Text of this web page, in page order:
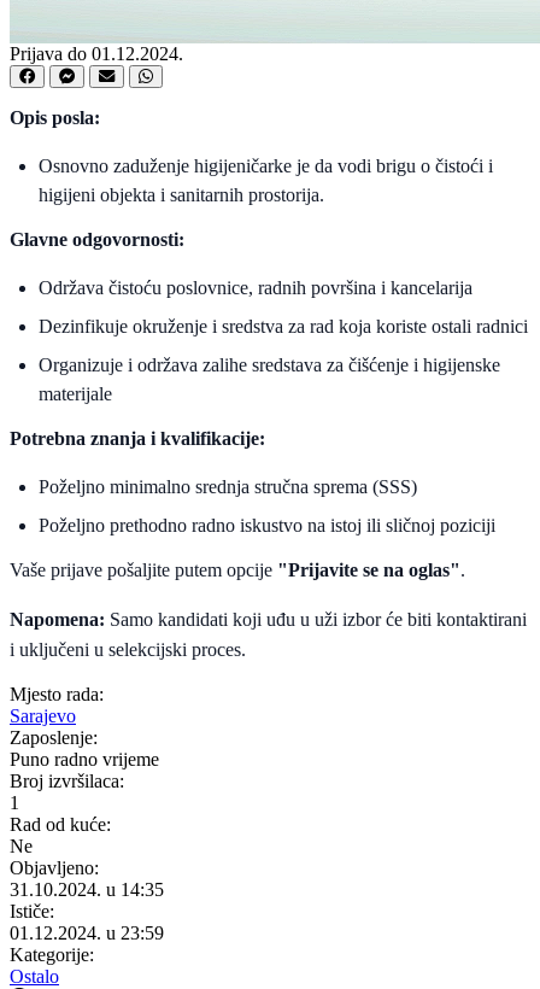
Prijava do 01.12.2024.
Opis posla:
Osnovno zaduženje higijeničarke je da vodi brigu o čistoći i
higijeni objekta i sanitarnih prostorija.
Glavne odgovornosti:
Održava čistoću poslovnice, radnih površina i kancelarija
Dezinfikuje okruženje i sredstva za rad koja koriste ostali radnici
Organizuje i održava zalihe sredstava za čišćenje i higijenske
materijale
Potrebna znanja i kvalifikacije:
Poželjno minimalno srednja stručna sprema (SSS)
Poželjno prethodno radno iskustvo na istoj ili sličnoj poziciji
Vaše prijave pošaljite putem opcije "Prijavite se na oglas".
Napomena: Samo kandidati koji uđu u uži izbor će biti kontaktirani
i uključeni u selekcijski proces.
Mjesto rada:
Sarajevo
Zaposlenje:
Puno radno vrijeme
Broj izvršilaca:
1
Rad od kuće:
Ne
Objavljeno:
31.10.2024. u 14:35
Ističe:
01.12.2024. u 23:59
Kategorije:
Ostalo